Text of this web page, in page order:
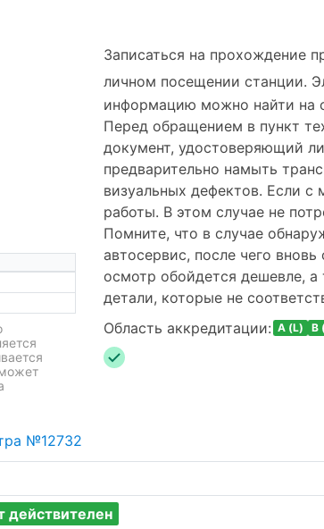
Записаться на прохождение
личном посещении станции.
информацию можно найти на
Перед обращением в пункт
документ, удостоверяющий
предварительно намыть
визуальных дефектов. Если
работы. В этом случае не
Помните, что в случае
автосервис, после чего
осмотр обойдется дешевле, а
детали, которые не
Область аккредитации: A (L) B
№12732
действителен